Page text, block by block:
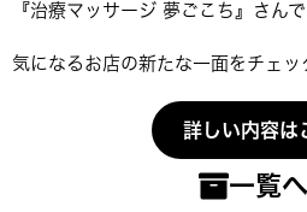
『治療マッサージ 夢ごこち』さんで
気になるお店の新たな一面をチェッ
詳しい内容は
一覧へ